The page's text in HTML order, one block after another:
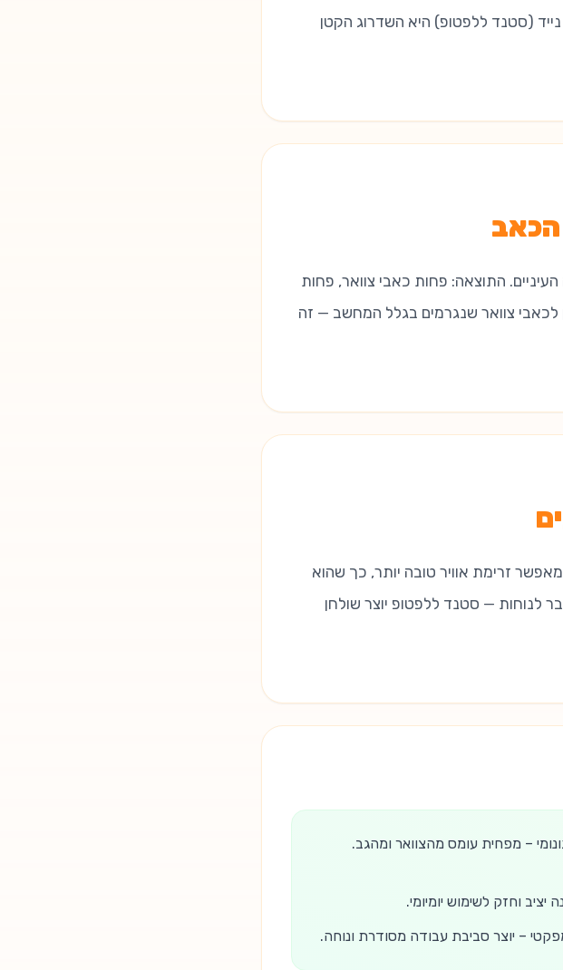
(סטנד ללפטופ) היא השדרוג הקטן
התוצאה: פחות כאבי צוואר, פחות
לכאבי צוואר שנגרמים בגלל המחשב — זה
זרימת אוויר טובה יותר, כך שהוא
לנוחות — סטנד ללפטופ יוצר שולחן
– מפחית עומס מהצוואר ומהגב.
יציב וחזק לשימוש יומיומי.
– יוצר סביבת עבודה מסודרת ונוחה.